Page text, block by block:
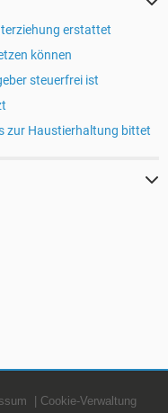
erstattet
können
steuerfrei ist
zur Haustierhaltung bittet
Cookie-Verwaltung